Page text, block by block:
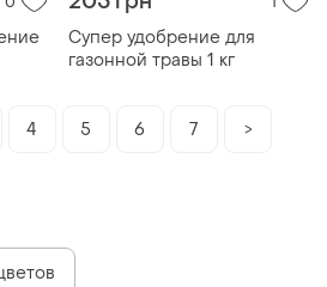
Супер удобрение для
газонной травы 1 кг
4 5 6 7 >